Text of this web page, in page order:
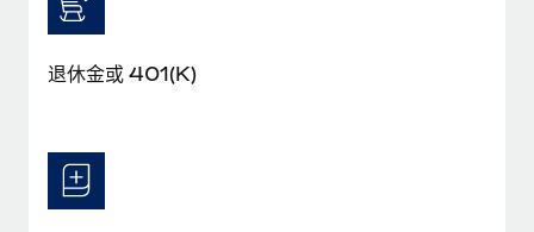
退休金或 401(K)